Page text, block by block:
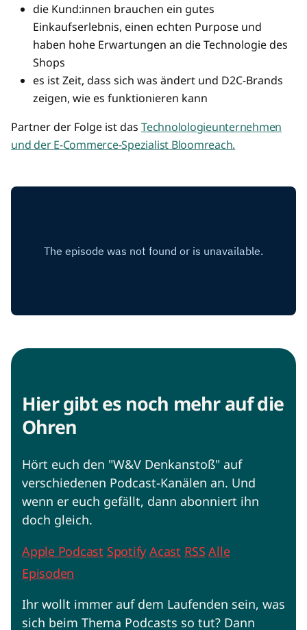
die Kund:innen brauchen ein gutes
Einkaufserlebnis, einen echten Purpose und
haben hohe Erwartungen an die Technologie des
Shops
es ist Zeit, dass sich was ändert und D2C-Brands
zeigen, wie es funktionieren kann
Partner der Folge ist das Technolologieunternehmen
und der E-Commerce-Spezialist Bloomreach.
Hier gibt es noch mehr auf die
Ohren
Hört euch den "W&V Denkanstoß" auf
verschiedenen Podcast-Kanälen an. Und
wenn er euch gefällt, dann abonniert ihn
doch gleich.
Apple Podcast Spotify Acast RSS Alle
Episoden
Ihr wollt immer auf dem Laufenden sein, was
sich beim Thema Podcasts so tut? Dann